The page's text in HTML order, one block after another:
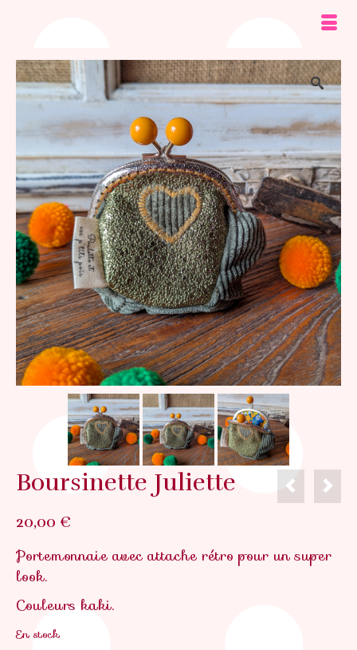
Boursinette Juliette
20,00 €
Portemonnaie avec attache rétro pour un super
look.
Couleurs kaki.
En stock